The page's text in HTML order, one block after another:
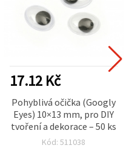
17.12 Kč
Pohyblivá očička (Googly
Eyes) 10×13 mm, pro DIY
tvoření a dekorace – 50 ks
Kód: 511038